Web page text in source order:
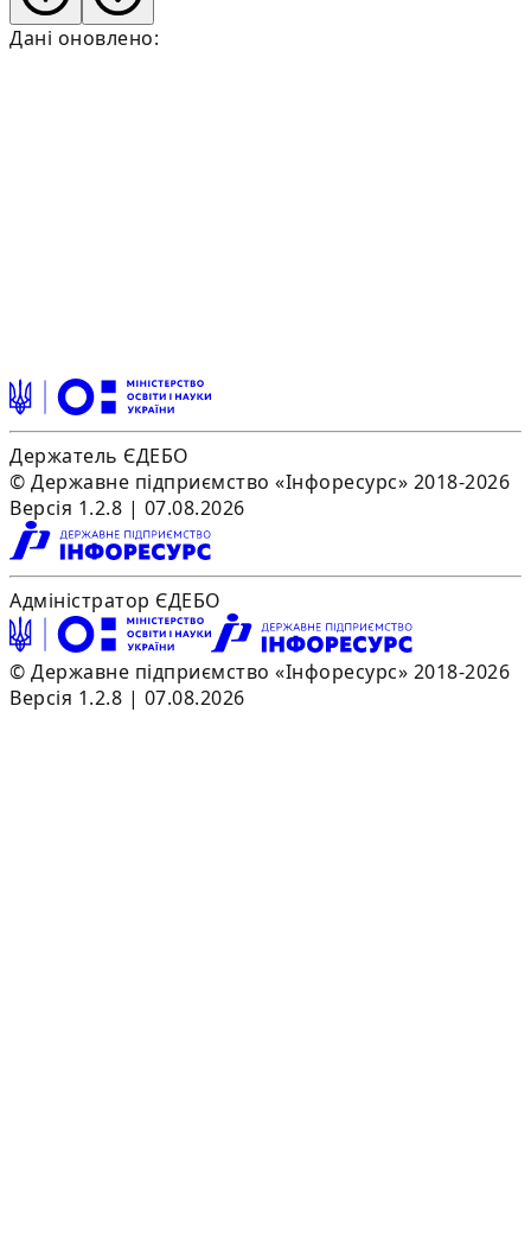
Дані оновлено:
Держатель ЄДЕБО
© Державне підприємство «Інфоресурс» 2018-2026
Версія 1.2.8 | 07.08.2026
Адміністратор ЄДЕБО
© Державне підприємство «Інфоресурс» 2018-2026
Версія 1.2.8 | 07.08.2026